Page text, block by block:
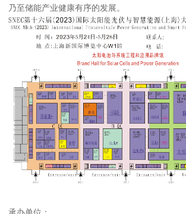
乃至储能产业健康有序的发展。
承办单位：